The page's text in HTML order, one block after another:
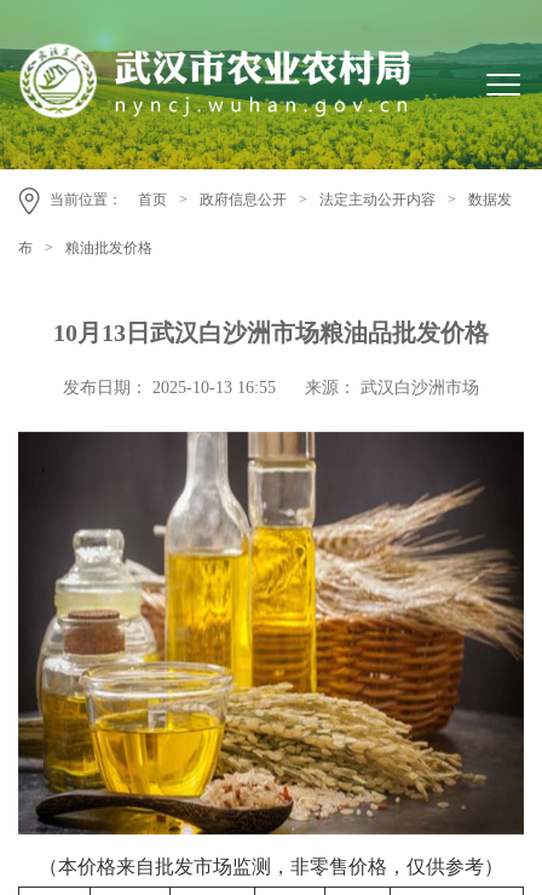
当前位置： 首页 > 政府信息公开 > 法定主动公开内容 > 数据发
布 > 粮油批发价格
10月13日武汉白沙洲市场粮油品批发价格
发布日期： 2025-10-13 16:55 来源： 武汉白沙洲市场
（本价格来自批发市场监测，非零售价格，仅供参考）